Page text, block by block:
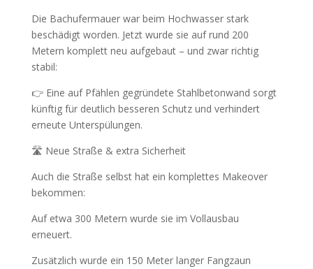
Die Bachufermauer war beim Hochwasser stark
beschädigt worden. Jetzt wurde sie auf rund 200
Metern komplett neu aufgebaut – und zwar richtig
stabil:
👉 Eine auf Pfählen gegründete Stahlbetonwand sorgt
künftig für deutlich besseren Schutz und verhindert
erneute Unterspülungen.
🛣️ Neue Straße & extra Sicherheit
Auch die Straße selbst hat ein komplettes Makeover
bekommen:
Auf etwa 300 Metern wurde sie im Vollausbau
erneuert.
Zusätzlich wurde ein 150 Meter langer Fangzaun